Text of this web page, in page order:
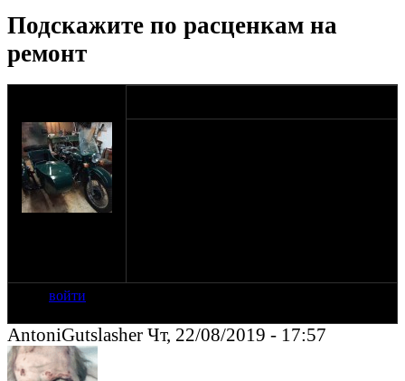
Подскажите по расценкам на
ремонт
войти
AntoniGutslasher Чт, 22/08/2019 - 17:57